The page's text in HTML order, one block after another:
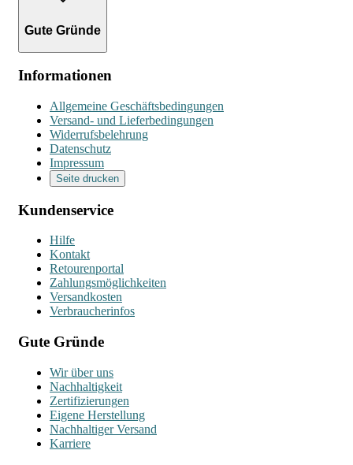
Gute Gründe
Informationen
Allgemeine Geschäftsbedingungen
Versand- und Lieferbedingungen
Widerrufsbelehrung
Datenschutz
Impressum
Seite drucken
Kundenservice
Hilfe
Kontakt
Retourenportal
Zahlungsmöglichkeiten
Versandkosten
Verbraucherinfos
Gute Gründe
Wir über uns
Nachhaltigkeit
Zertifizierungen
Eigene Herstellung
Nachhaltiger Versand
Karriere